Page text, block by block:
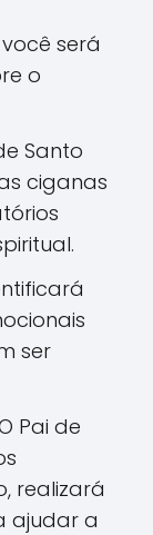
será
o
Santo
ciganas
ser
Pai de
realizará
ajudar a